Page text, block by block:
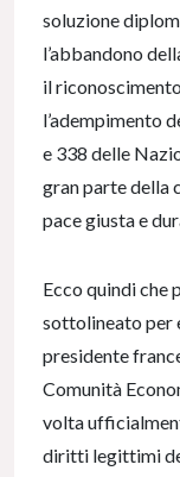
soluzione
l’abbandono
il
l’adempimento
e 338 delle
gran parte della
pace giusta e
Ecco quindi che
sottolineato per
presidente
Comunità
volta
diritti legittimi